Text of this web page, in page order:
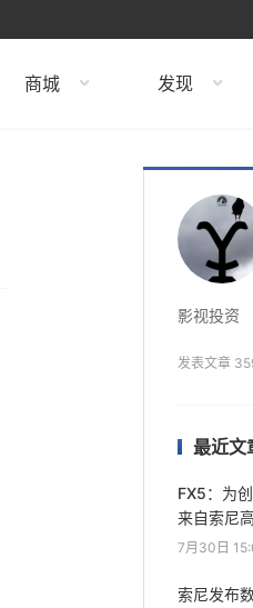
商城 发现
影视投资
发表文章
最近文
FX5：为
来自索尼
7月30日
索尼发布